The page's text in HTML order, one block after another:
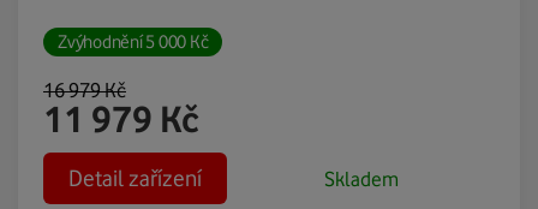
Zvýhodnění5 000 Kč
16 979Kč
11 979 Kč
Detail zařízení Skladem